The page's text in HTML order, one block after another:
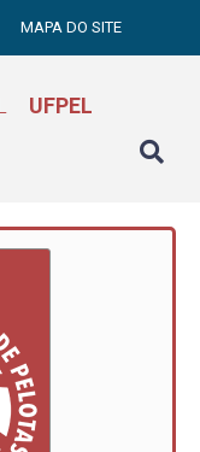
MAPA DO SITE
UFPEL